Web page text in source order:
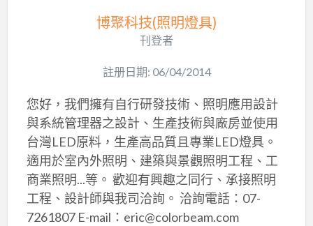
博聚科技(照明燈具)
刊登者
註册日期: 06/04/2014
您好，我們擁有自行研發技術、照明應用設計
與系統管理器之設計、生產技術與廠房並使用
台灣LED原料，生產高品質且專業LED燈具。
適用於室內外照明、建築與景觀照明工程、工
商業照明...等。 歡迎有興趣之同行、承接照明
工程、設計師與我司洽詢。 洽詢電話：07-
7261807 E-mail：eric@colorbeam.com